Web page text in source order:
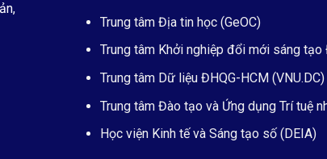
Trung tâm Địa tin học (GeOC)
Trung tâm Khởi nghiệp đổi mới sáng tạo
Trung tâm Dữ liệu ĐHQG-HCM (VNU.DC)
Trung tâm Đào tạo và Ứng dụng Trí tuệ
Học viện Kinh tế và Sáng tạo số (DEIA)